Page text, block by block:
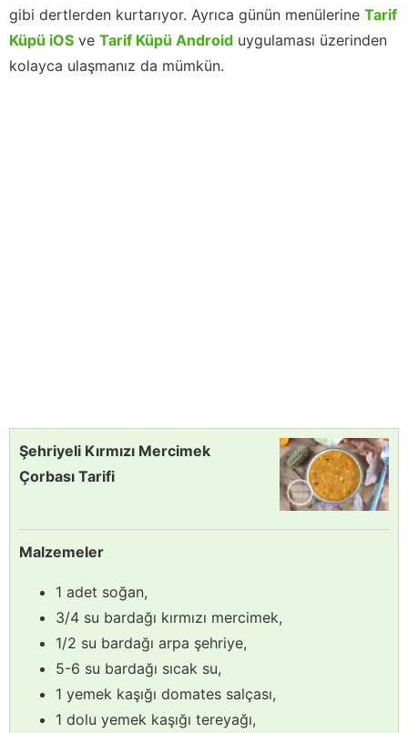
gibi dertlerden kurtarıyor. Ayrıca günün menülerine Tarif
Küpü iOS ve Tarif Küpü Android uygulaması üzerinden
kolayca ulaşmanız da mümkün.
Şehriyeli Kırmızı Mercimek
Çorbası Tarifi
Malzemeler
1 adet soğan,
3/4 su bardağı kırmızı mercimek,
1/2 su bardağı arpa şehriye,
5-6 su bardağı sıcak su,
1 yemek kaşığı domates salçası,
1 dolu yemek kaşığı tereyağı,